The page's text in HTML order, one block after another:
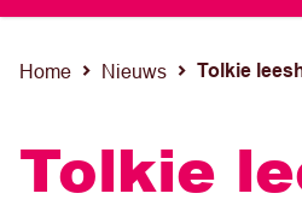
Home Nieuws Tolkie
Tolkie